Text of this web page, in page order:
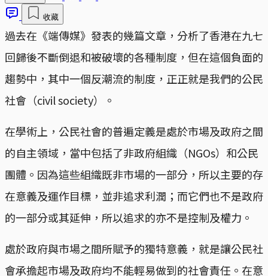
收藏
過去在《端傳媒》發表的幾篇文章，分析了香港在九七
回歸後不斷倒退和被破壞的各種制度，但在這個負面的
趨勢中，其中一個反潮流的制度，正正就是我們的公民
社會（civil society）。
在學術上，公民社會的普遍定義是處於市場及政府之間
的自主領域，當中包括了非政府組織（NGOs）和公民
團體。因為這些組織既非市場的一部分，所以主要的存
在意義及運作目標，並非追求利潤；而它們也不是政府
的一部分或其延伸，所以追求的亦不是控制及權力。
處於政府與市場之間所賦予的獨特意義，就是讓公民社
會承擔起市場及政府均不能輕易做到的社會責任。在意